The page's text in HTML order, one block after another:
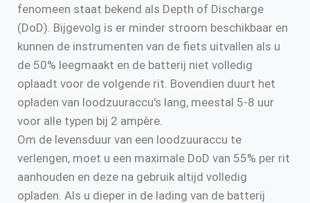
fenomeen staat bekend als Depth of Discharge
(DoD). Bijgevolg is er minder stroom beschikbaar en
kunnen de instrumenten van de fiets uitvallen als u
de 50% leegmaakt en de batterij niet volledig
oplaadt voor de volgende rit. Bovendien duurt het
opladen van loodzuuraccu's lang, meestal 5-8 uur
voor alle typen bij 2 ampère.
Om de levensduur van een loodzuuraccu te
verlengen, moet u een maximale DoD van 55% per rit
aanhouden en deze na gebruik altijd volledig
opladen. Als u dieper in de lading van de batterij